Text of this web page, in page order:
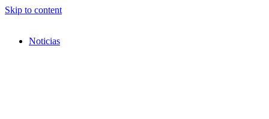
Skip to content
Noticias